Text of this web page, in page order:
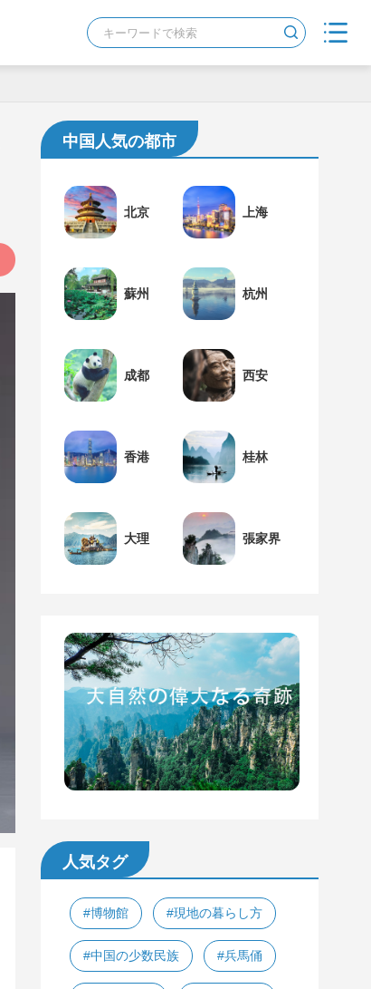
中国人気の都市
北京 上海
蘇州 杭州
成都 西安
香港 桂林
大理 張家界
人気タグ
#博物館 #現地の暮らし方
#中国の少数民族 #兵馬俑